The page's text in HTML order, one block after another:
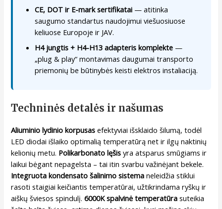
CE, DOT ir E-mark sertifikatai — atitinka
saugumo standartus naudojimui viešuosiuose
keliuose Europoje ir JAV.
H4 jungtis + H4-H13 adapteris komplekte —
„plug & play“ montavimas daugumai transporto
priemonių be būtinybės keisti elektros instaliaciją.
Techninės detalės ir našumas
Aliuminio lydinio korpusas efektyviai išsklaido šilumą, todėl
LED diodai išlaiko optimalią temperatūrą net ir ilgų naktinių
kelionių metu. Polikarbonato lęšis yra atsparus smūgiams ir
laikui bėgant nepagelsta – tai itin svarbu važinėjant bekele.
Integruota kondensato šalinimo sistema neleidžia stiklui
rasoti staigiai keičiantis temperatūrai, užtikrindama ryškų ir
aiškų šviesos spindulį.6000K spalvinė temperatūra suteikia